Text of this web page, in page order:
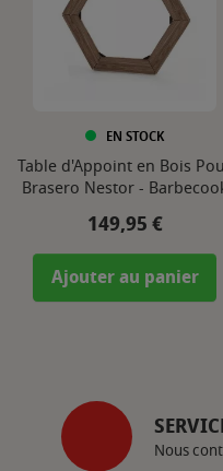
EN STOCK
Table d'Appoint en Bois
Brasero Nestor -
Prix
149,95 €
Ajouter au panier
Nous